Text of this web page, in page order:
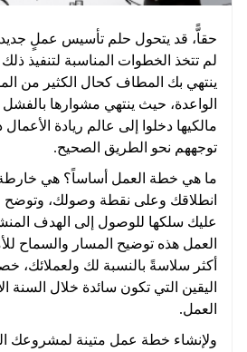
حقاًّ، قد يتحول حلم تأسيس عملٍ
لم تتخذ الخطوات المناسبة لتنفيذ
ينتهي بك المطاف كحال الكثير من
الواعدة، حيث ينتهي مشوارها بالفشل
مالكيها دخلوا إلى عالم ريادة
توجههم نحو الطريق الصحيح.
ما هي خطة العمل أساساً؟ هي
انطلاقك وعلى نقطة وصولك، وتوضح
عليك سلكها للوصول إلى الهدف
العمل هذه توضيح المسار والسماح
أكثر سلاسةً بالنسبة لك ولعملائك،
اليقين التي تكون سائدة خلال السنة
العمل.
ولإنشاء خطة عمل متينة لمشروعك